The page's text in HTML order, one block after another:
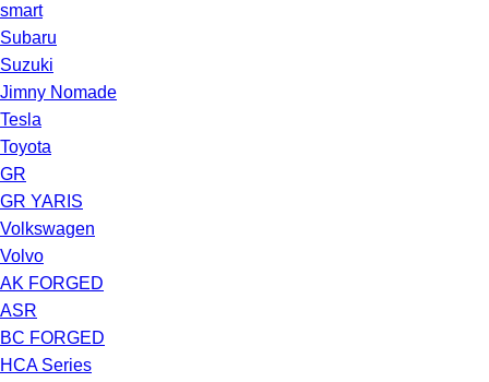
smart
Subaru
Suzuki
Jimny Nomade
Tesla
Toyota
GR
GR YARIS
Volkswagen
Volvo
AK FORGED
ASR
BC FORGED
HCA Series